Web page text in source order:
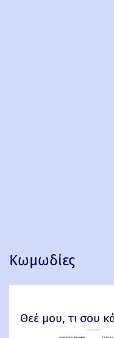
Κωμωδίες
Θεέ μου, τι σου